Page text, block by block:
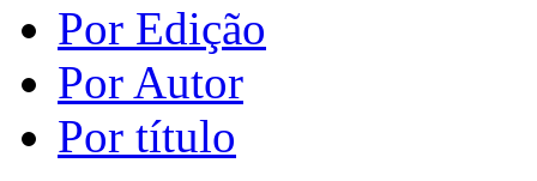
Por Edição
Por Autor
Por título